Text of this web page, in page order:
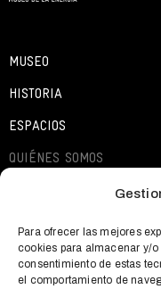
Para ofrecer las mejores
cookies para almacenar y/
consentimiento de estas
el comportamiento de
MUSEO
HISTORIA
ESPACIOS
QUIÉNES SOMOS
QUÉ OFRECEMOS